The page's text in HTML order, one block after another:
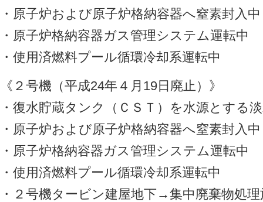
・原子炉および原子炉格納容器へ窒素封入中
・原子炉格納容器ガス管理システム運転中
・使用済燃料プール循環冷却系運転中
《２号機（平成24年４月19日廃止）》
・復水貯蔵タンク（ＣＳＴ）を水源とする
・原子炉および原子炉格納容器へ窒素封入中
・原子炉格納容器ガス管理システム運転中
・使用済燃料プール循環冷却系運転中
・２号機タービン建屋地下→集中廃棄物処